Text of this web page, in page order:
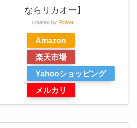
ならリカオー】
created by Rinker
Amazon
楽天市場
Yahooショッピング
メルカリ